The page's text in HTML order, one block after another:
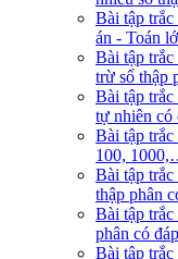
Bài tập trắc
án - Toán
Bài tập
trừ số thập
Bài tập
tự nhiên có
Bài tập
100,
Bài tập
thập phân
Bài tập trắc
phân có
Bài tập trắc